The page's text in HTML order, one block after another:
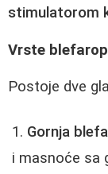
stimulatorom
Vrste
Postoje dve
Gornja
i masnoće sa